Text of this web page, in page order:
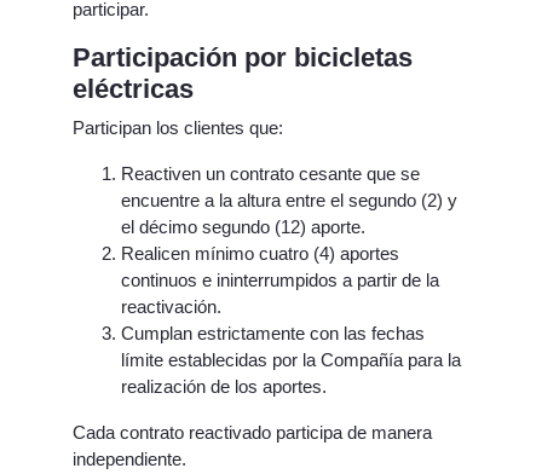
participar.
Participación por bicicletas
eléctricas
Participan los clientes que:
Reactiven un contrato cesante que se
encuentre a la altura entre el segundo (2) y
el décimo segundo (12) aporte.
Realicen mínimo cuatro (4) aportes
continuos e ininterrumpidos a partir de la
reactivación.
Cumplan estrictamente con las fechas
límite establecidas por la Compañía para la
realización de los aportes.
Cada contrato reactivado participa de manera
independiente.